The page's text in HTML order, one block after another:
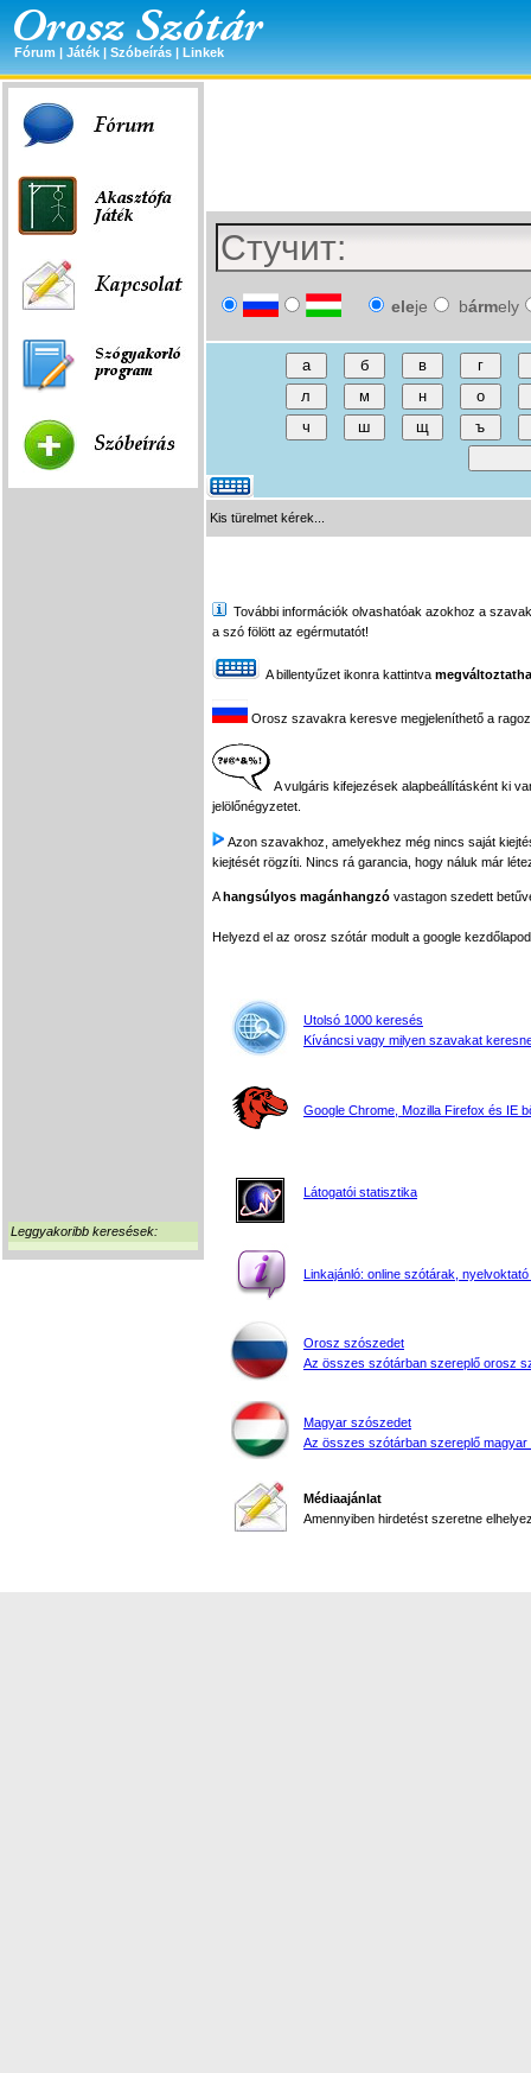
Fórum | Játék | Szóbeírás | Linkek
Leggyakoribb keresések:
eleje bármely
Kis türelmet kérek...
További információk olvashatóak azokhoz a
a szó fölött az egérmutatót!
A billentyűzet ikonra kattintva
Orosz szavakra keresve megjeleníthető a
A vulgáris kifejezések alapbeállításként ki
jelölőnégyzetet.
Azon szavakhoz, amelyekhez még nincs saját
kiejtését rögzíti. Nincs rá garancia, hogy náluk már
Ahangsúlyos magánhangzó vastagon szedett
Helyezd el az orosz szótár modult a google
Utolsó 1000 keresés
Kíváncsi vagy milyen szavakat
Google Chrome, Mozilla Firefox és IE
Látogatói statisztika
Linkajánló: online szótárak, nyelvoktató
Orosz szószedet
Az összes szótárban szereplő orosz
Magyar szószedet
Az összes szótárban szereplő magyar
Médiaajánlat
Amennyiben hirdetést szeretne